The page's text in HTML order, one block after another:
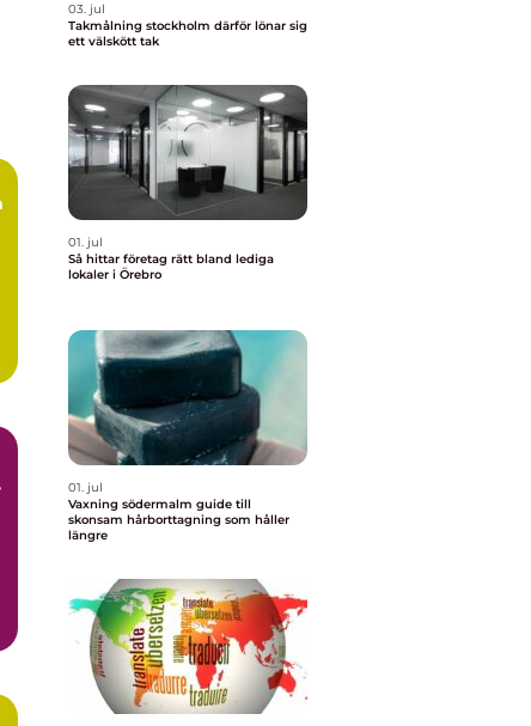
03. jul
Takmålning stockholm därför lönar sig
ett välskött tak
01. jul
Så hittar företag rätt bland lediga
lokaler i Örebro
01. jul
Vaxning södermalm guide till
skonsam hårborttagning som håller
längre